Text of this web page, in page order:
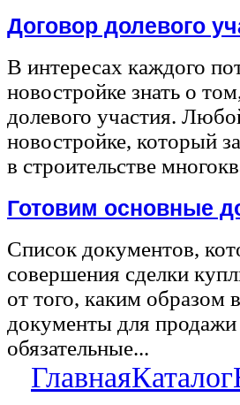
Договор долевого
В интересах каждого
новостройке знать о
долевого участия.
новостройке, который
в строительстве
Готовим основные
Список документов,
совершения сделки
от того, каким образом
документы для
обязательные...
ГлавнаяКаталог